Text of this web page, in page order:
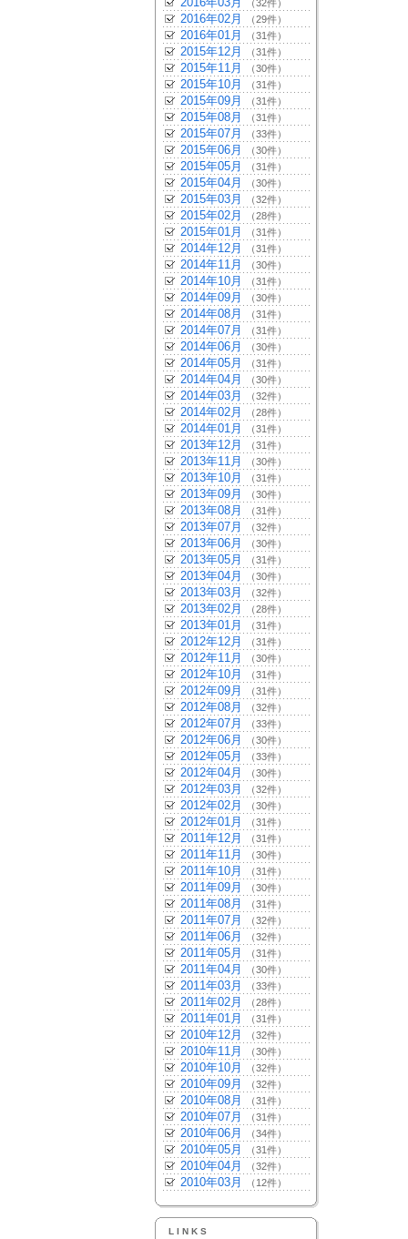
（32件）
2016年02月 （29件）
2016年01月 （31件）
2015年12月 （31件）
2015年11月 （30件）
2015年10月 （31件）
2015年09月 （31件）
2015年08月 （31件）
2015年07月 （33件）
2015年06月 （30件）
2015年05月 （31件）
2015年04月 （30件）
2015年03月 （32件）
2015年02月 （28件）
2015年01月 （31件）
2014年12月 （31件）
2014年11月 （30件）
2014年10月 （31件）
2014年09月 （30件）
2014年08月 （31件）
2014年07月 （31件）
2014年06月 （30件）
2014年05月 （31件）
2014年04月 （30件）
2014年03月 （32件）
2014年02月 （28件）
2014年01月 （31件）
2013年12月 （31件）
2013年11月 （30件）
2013年10月 （31件）
2013年09月 （30件）
2013年08月 （31件）
2013年07月 （32件）
2013年06月 （30件）
2013年05月 （31件）
2013年04月 （30件）
2013年03月 （32件）
2013年02月 （28件）
2013年01月 （31件）
2012年12月 （31件）
2012年11月 （30件）
2012年10月 （31件）
2012年09月 （31件）
2012年08月 （32件）
2012年07月 （33件）
2012年06月 （30件）
2012年05月 （33件）
2012年04月 （30件）
2012年03月 （32件）
2012年02月 （30件）
2012年01月 （31件）
2011年12月 （31件）
2011年11月 （30件）
2011年10月 （31件）
2011年09月 （30件）
2011年08月 （31件）
2011年07月 （32件）
2011年06月 （32件）
2011年05月 （31件）
2011年04月 （30件）
2011年03月 （33件）
2011年02月 （28件）
2011年01月 （31件）
2010年12月 （32件）
2010年11月 （30件）
2010年10月 （32件）
2010年09月 （32件）
2010年08月 （31件）
2010年07月 （31件）
2010年06月 （34件）
2010年05月 （31件）
2010年04月 （32件）
2010年03月 （12件）
LINKS